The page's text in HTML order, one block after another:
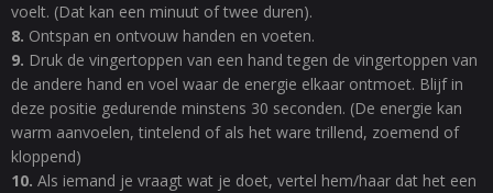
voelt. (Dat kan een minuut of twee duren).
8. Ontspan en ontvouw handen en voeten.
9. Druk de vingertoppen van een hand tegen de vingertoppen van
de andere hand en voel waar de energie elkaar ontmoet. Blijf in
deze positie gedurende minstens 30 seconden. (De energie kan
warm aanvoelen, tintelend of als het ware trillend, zoemend of
kloppend)
10. Als iemand je vraagt wat je doet, vertel hem/haar dat het een